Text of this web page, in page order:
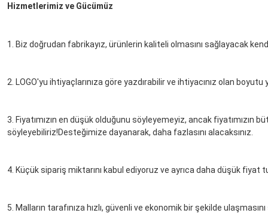
Hizmetlerimiz ve Gücümüz
1. Biz doğrudan fabrikayız, ürünlerin kaliteli olmasını sağlayacak
2. LOGO'yu ihtiyaçlarınıza göre yazdırabilir ve ihtiyacınız olan boyutu
3. Fiyatımızın en düşük olduğunu söyleyemeyiz, ancak fiyatımızın
söyleyebiliriz!Desteğimize dayanarak, daha fazlasını alacaksınız.
4. Küçük sipariş miktarını kabul ediyoruz ve ayrıca daha düşük fiyat
5. Malların tarafınıza hızlı, güvenli ve ekonomik bir şekilde